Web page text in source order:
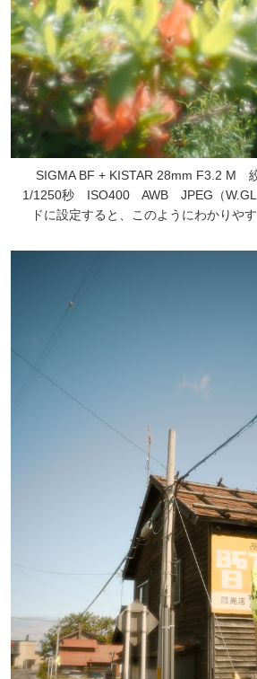
SIGMA BF + KISTAR 28mm F3.2 M
1/1250秒 ISO400 AWB JPEG（
ドに設定すると、このようにわかりや